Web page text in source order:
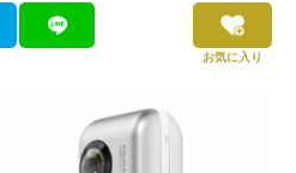
お気に入り